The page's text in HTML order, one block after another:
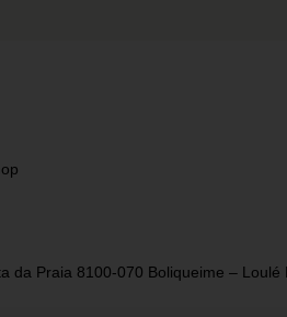
da Praia 8100-070 Boliqueime – Loulé